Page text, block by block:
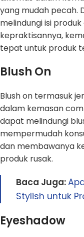
yang mudah pecah.
melindungi isi
kepraktisannya,
tepat untuk produk
Blush On
Blush on termasuk
dalam kemasan
dapat melindungi
mempermudah
dan membawanya
produk rusak.
Baca Juga:
Stylish untuk
Eyeshadow